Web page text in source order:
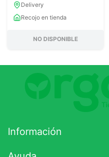
Delivery
Recojo en tienda
NO DISPONIBLE
Información